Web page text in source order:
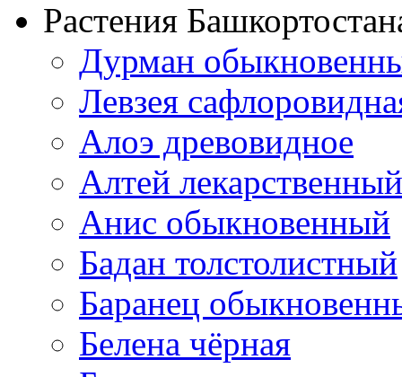
Растения
Дурман
Левзея
Алоэ древовидное
Алтей лекарственный
Анис обыкновенный
Бадан толстолистный
Баранец
Белена чёрная